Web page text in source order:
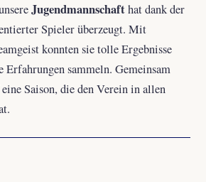
Jugendmannschafthat dank der
Spieler überzeugt. Mit
konnten sie tolle Ergebnisse
sammeln. Gemeinsam
Saison, die den Verein in allen